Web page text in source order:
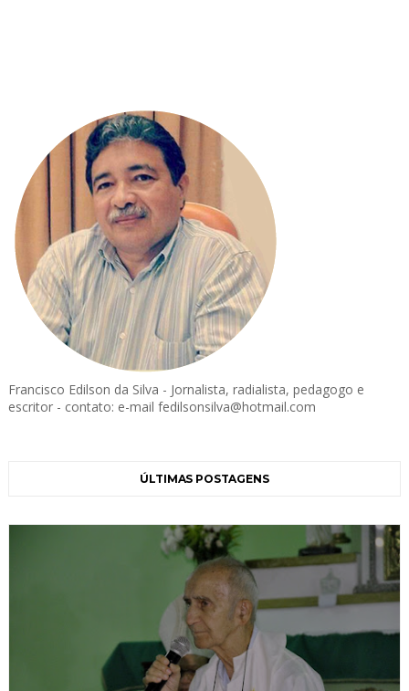
Francisco Edilson da Silva - Jornalista, radialista, pedagogo e
escritor - contato: e-mail fedilsonsilva@hotmail.com
ÚLTIMAS POSTAGENS